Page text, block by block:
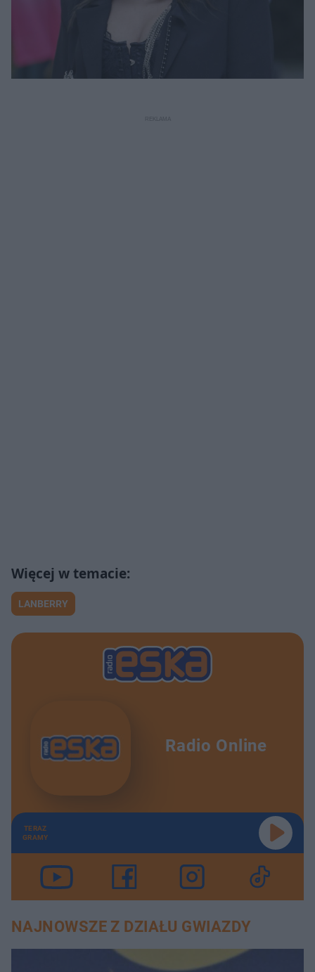
LANBERRY
Radio Online
TERAZ
GRAMY
NAJNOWSZE Z DZIAŁU GWIAZDY